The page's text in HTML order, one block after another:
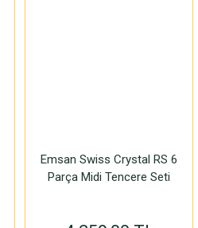
Emsan Swiss Crystal RS 6
Parça Midi Tencere Seti